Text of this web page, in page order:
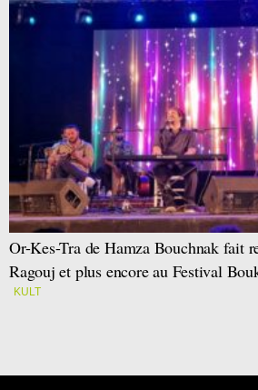
Or-Kes-Tra de Hamza Bouchnak fait
Ragouj et plus encore au Festival
KULT